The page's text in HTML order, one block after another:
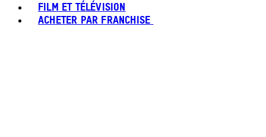
FILM ET TÉLÉVISION
ACHETER PAR FRANCHISE